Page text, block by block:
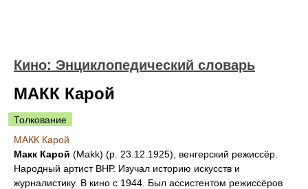
Кино: Энциклопедический словарь
МАКК Карой
Толкование
МАКК Карой
Макк Карой (Makk) (р. 23.12.1925), венгерский режиссёр.
Народный артист ВНР. Изучал историю искусств и
журналистику. В кино с 1944. Был ассистентом режиссёров